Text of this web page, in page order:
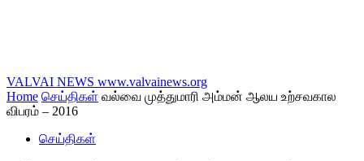
VALVAI NEWS www.valvainews.org
Home செய்திகள் வல்வை முத்துமாரி அம்மன் ஆலய உற்சவகால
விபரம் – 2016
செய்திகள்